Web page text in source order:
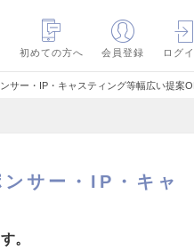
初めての方へ
会員登録 ログ
ー・IP・キャスティング等幅広い提案
サー・IP・キャ
。